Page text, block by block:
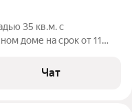
35 кв.м. с
доме на срок от 11
Чат